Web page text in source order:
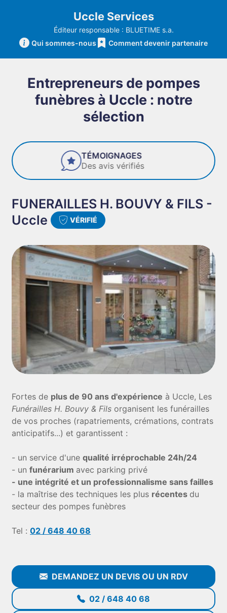
Uccle Services
Éditeur responsable : BLUETIME s.a.
Qui sommes-nous
Comment devenir partenaire
Entrepreneurs de pompes
funèbres à Uccle : notre
sélection
FIABILITÉ
Des entreprises de confiance
FUNERAILLES H. BOUVY & FILS -
Uccle
VÉRIFIÉ
Fortes de plus de 90 ans d'expérience à Uccle, Les
Funérailles H. Bouvy & Fils organisent les funérailles
de vos proches (rapatriements, crémations, contrats
anticipatifs...) et garantissent :
- un service d'unequalité irréprochable 24h/24
- unfunérarium avec parking privé
- une intégrité et un professionnalisme sans failles
- la maîtrise des techniques les plus récentes du
secteur des pompes funèbres
Tel :02 / 648 40 68
DEMANDEZ UN DEVIS OU UN RDV
02 / 648 40 68